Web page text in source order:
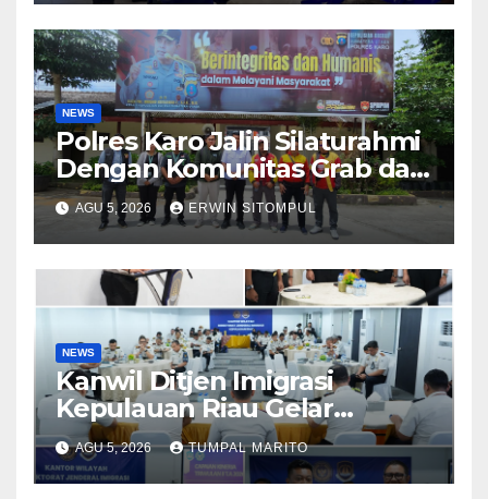
NEWS
Polres Karo Jalin Silaturahmi
Dengan Komunitas Grab dan
Giseh, Perkuat Sinergi Jaga
Kamtibmas Jelang HUT RI
ke-81
AGU 5, 2026 ERWIN SITOMPUL
NEWS
Kanwil Ditjen Imigrasi
Kepulauan Riau Gelar
Evauasi Capai Kinerja
Triwulan II Tahun 2026
AGU 5, 2026 TUMPAL MARITO